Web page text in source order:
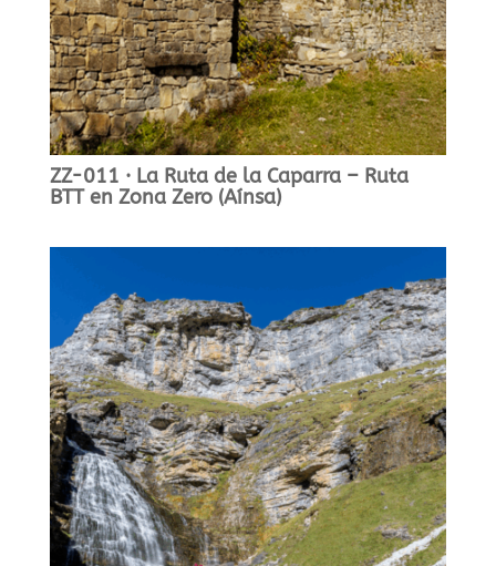
ZZ-011 · La Ruta de la Caparra – Ruta
BTT en Zona Zero (Aínsa)